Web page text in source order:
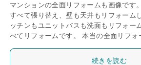
マンションの全面リフォームも画像です
すべて張り替え、壁も天井もリフォーム
ッチンもユニットバスも洗面もリフォー
べてリフォームです。 本当の全面リフ
続きを読む